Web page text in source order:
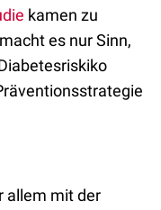
kamen zu
es nur Sinn,
allem mit der